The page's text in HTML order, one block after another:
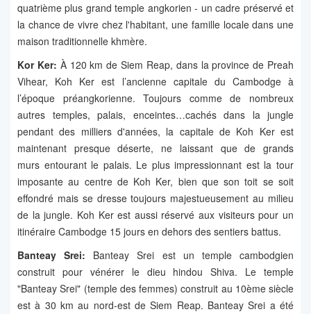
quatrième plus grand temple angkorien - un cadre préservé et
la chance de vivre chez l'habitant, une famille locale dans une
maison traditionnelle khmère.
Kor Ker: À 120 km de Siem Reap, dans la province de Preah
Vihear, Koh Ker est l’ancienne capitale du Cambodge à
l’époque préangkorienne. Toujours comme de nombreux
autres temples, palais, enceintes…cachés dans la jungle
pendant des milliers d'années, la capitale de Koh Ker est
maintenant presque déserte, ne laissant que de grands
murs entourant le palais. Le plus impressionnant est la tour
imposante au centre de Koh Ker, bien que son toit se soit
effondré mais se dresse toujours majestueusement au milieu
de la jungle. Koh Ker est aussi réservé aux visiteurs pour un
itinéraire Cambodge 15 jours en dehors des sentiers battus.
Banteay Srei: Banteay Srei est un temple cambodgien
construit pour vénérer le dieu hindou Shiva. Le temple
"Banteay Srei" (temple des femmes) construit au 10ème siècle
est à 30 km au nord-est de Siem Reap. Banteay Srei a été